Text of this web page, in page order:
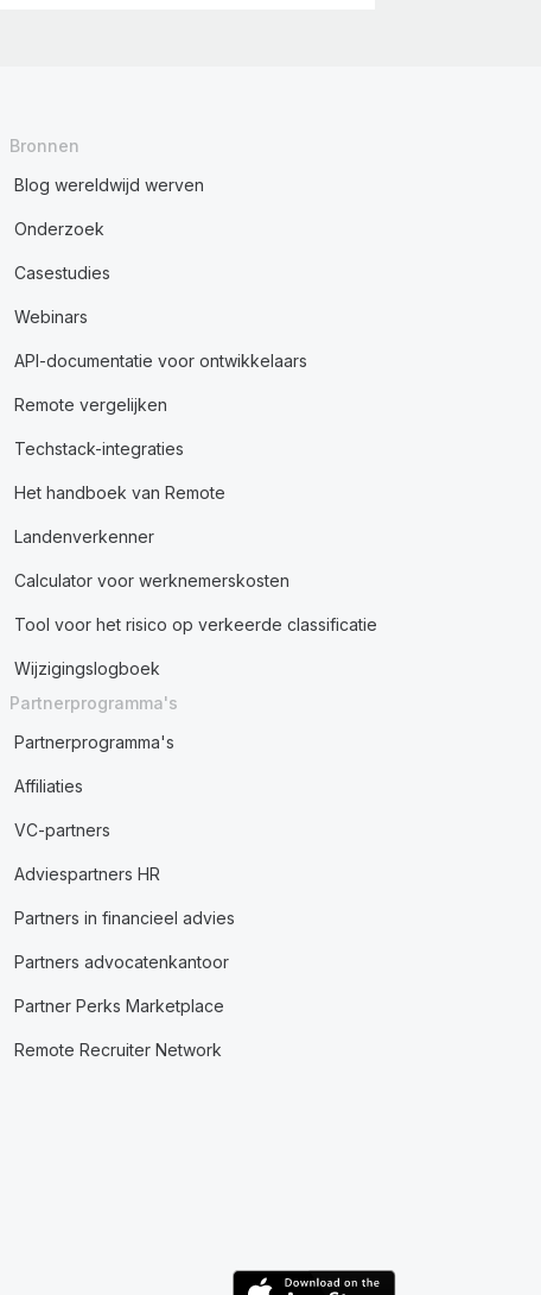
Bronnen
Blog wereldwijd werven
Onderzoek
Casestudies
Webinars
API-documentatie voor ontwikkelaars
Remote vergelijken
Techstack-integraties
Het handboek van Remote
Landenverkenner
Calculator voor werknemerskosten
Tool voor het risico op verkeerde classificatie
Wijzigingslogboek
Partnerprogramma's
Partnerprogramma's
Affiliaties
VC-partners
Adviespartners HR
Partners in financieel advies
Partners advocatenkantoor
Partner Perks Marketplace
Remote Recruiter Network